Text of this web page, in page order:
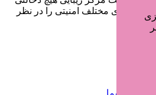
جنبه‌های مختلف امنیتی را در نظر
و کار شما